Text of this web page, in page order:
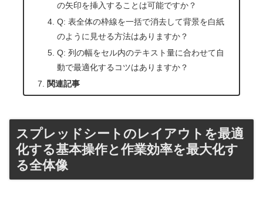
の矢印を挿入することは可能ですか？
Q: 表全体の枠線を一括で消去して背景を白紙
のように見せる方法はありますか？
Q: 列の幅をセル内のテキスト量に合わせて自
動で最適化するコツはありますか？
関連記事
スプレッドシートのレイアウトを最適
化する基本操作と作業効率を最大化す
る全体像